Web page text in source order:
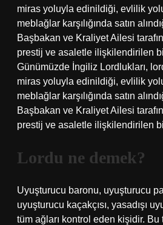
miras yoluyla edinildiği, evlilik
meblağlar karşılığında satın
Başbakan ve Kraliyet Ailesi
prestij ve asaletle ilişkilendirilen
Günümüzde İngiliz Lordlukları,
miras yoluyla edinildiği, evlilik
meblağlar karşılığında satın
Başbakan ve Kraliyet Ailesi
prestij ve asaletle ilişkilendirilen
Lordu ne demek?
Uyuşturucu baronu, uyuşturucu
uyuşturucu kaçakçısı, yasadışı
tüm ağları kontrol eden kişidir. Bu